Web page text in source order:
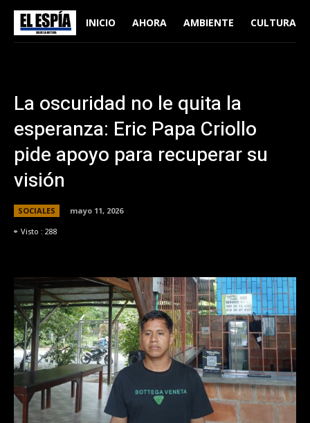
INICIO AHORA AMBIENTE CULTURA
La oscuridad no le quita la
esperanza: Eric Papa Criollo
pide apoyo para recuperar su
visión
SOCIALES
mayo 11, 2026
Visto : 288